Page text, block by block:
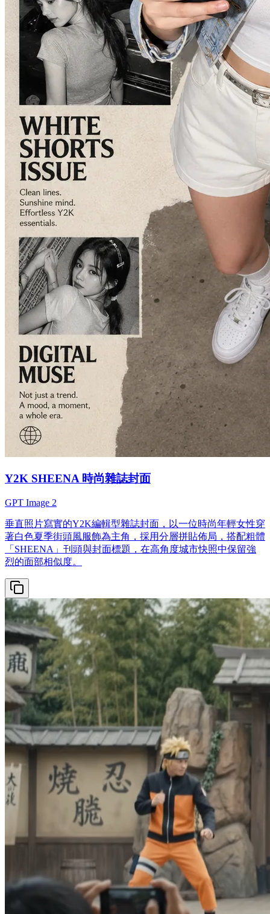
Y2K SHEENA 時尚雜誌封面
GPT Image 2
垂直照片寫實的Y2K編輯型雜誌封面，以一位時尚年輕女性穿
著白色夏季街頭風服飾為主角，採用分層拼貼佈局，搭配粗體
「SHEENA」刊頭與封面標題，在高角度城市快照中保留強
烈的面部相似度。